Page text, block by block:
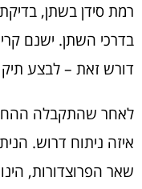
רמת סידן בשתן,
בדרכי השתן. ישנם
דורש זאת – לבצע
לאחר שהתקבלה
איזה ניתוח דרוש.
שאר הפרוצדורות,